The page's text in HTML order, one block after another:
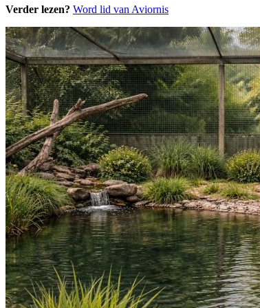
Verder lezen? Word lid van Aviornis